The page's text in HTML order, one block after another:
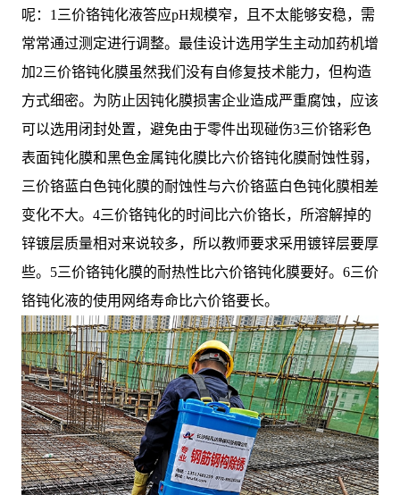
呢：1三价铬钝化液答应pH规模窄，且不太能够安稳，需
常常通过测定进行调整。最佳设计选用学生主动加药机增
加2三价铬钝化膜虽然我们没有自修复技术能力，但构造
方式细密。为防止因钝化膜损害企业造成严重腐蚀，应该
可以选用闭封处置，避免由于零件出现碰伤3三价铬彩色
表面钝化膜和黑色金属钝化膜比六价铬钝化膜耐蚀性弱，
三价铬蓝白色钝化膜的耐蚀性与六价铬蓝白色钝化膜相差
变化不大。4三价铬钝化的时间比六价铬长，所溶解掉的
锌镀层质量相对来说较多，所以教师要求采用镀锌层要厚
些。5三价铬钝化膜的耐热性比六价铬钝化膜要好。6三价
铬钝化液的使用网络寿命比六价铬要长。